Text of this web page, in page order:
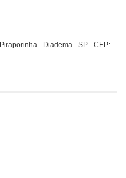
- Diadema - SP - CEP: